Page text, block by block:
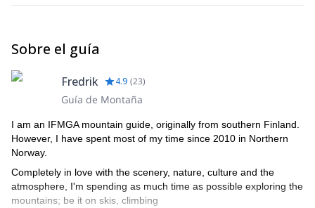
Sobre el guía
Fredrik 4.9 (23)
Guía de Montaña
I am an IFMGA mountain guide, originally from southern Finland.
However, I have spent most of my time since 2010 in Northern
Norway.
Completely in love with the scenery, nature, culture and the
atmosphere, I'm spending as much time as possible exploring the
mountains; be it on skis, climbing